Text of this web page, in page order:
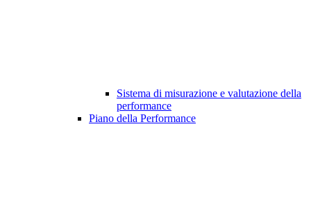
Sistema di misurazione e valutazione della
performance
Piano della Performance